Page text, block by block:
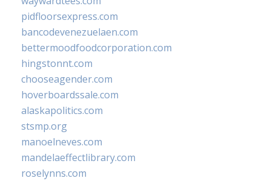
pidfloorsexpress.com
bancodevenezuelaen.com
bettermoodfoodcorporation.com
hingstonnt.com
chooseagender.com
hoverboardssale.com
alaskapolitics.com
stsmp.org
manoelneves.com
mandelaeffectlibrary.com
roselynns.com